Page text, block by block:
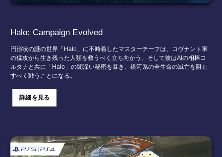
Halo: Campaign Evolved
円形状の謎の世界「Halo」に不時着したマスターチーフは、コヴナント軍
の猛攻から生き残った人類を救うべく立ち向かう。そして彼はAIの相棒コ
ルタナと共に「Halo」の闇深い秘密を暴き、銀河系の全生命の滅亡を阻止
すべく戦うことになる。
詳細を見る